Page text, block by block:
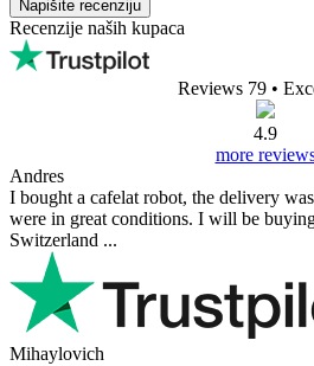
Napišite recenziju
Recenzije naših kupaca
Reviews 79 •
4.9
more
Andres
I bought a cafelat robot, the delivery
were in great conditions. I will be
Switzerland ...
Mihaylovich